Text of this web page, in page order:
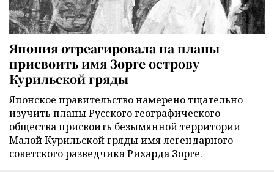
Япония отреагировала на планы
присвоить имя Зорге острову
Курильской гряды
Японское правительство намерено тщательно
изучить планы Русского географического
общества присвоить безымянной территории
Малой Курильской гряды имя легендарного
советского разведчика Рихарда Зорге.